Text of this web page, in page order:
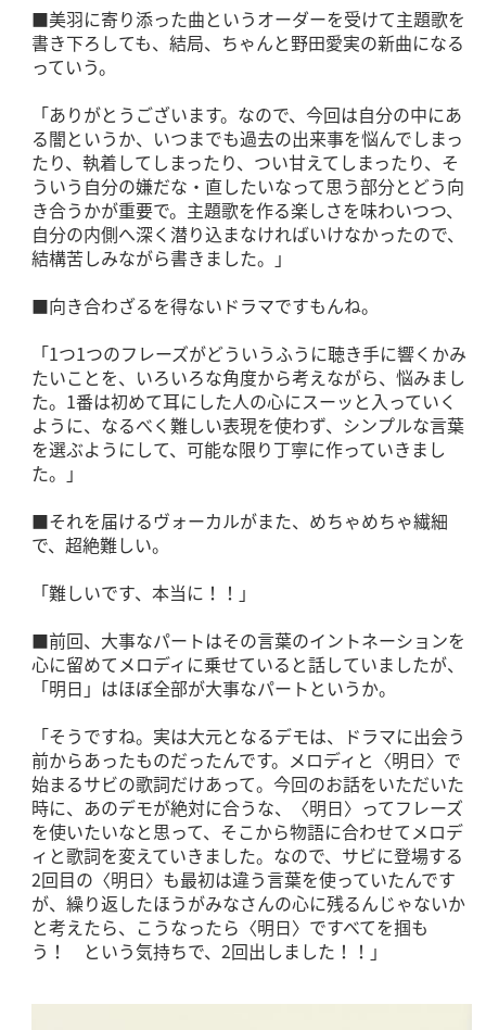
■美羽に寄り添った曲というオーダーを受けて主題歌を
書き下ろしても、結局、ちゃんと野田愛実の新曲になる
っていう。
「ありがとうございます。なので、今回は自分の中にあ
る闇というか、いつまでも過去の出来事を悩んでしまっ
たり、執着してしまったり、つい甘えてしまったり、そ
ういう自分の嫌だな・直したいなって思う部分とどう向
き合うかが重要で。主題歌を作る楽しさを味わいつつ、
自分の内側へ深く潜り込まなければいけなかったので、
結構苦しみながら書きました。」
■向き合わざるを得ないドラマですもんね。
「1つ1つのフレーズがどういうふうに聴き手に響くかみ
たいことを、いろいろな角度から考えながら、悩みまし
た。1番は初めて耳にした人の心にスーッと入っていく
ように、なるべく難しい表現を使わず、シンプルな言葉
を選ぶようにして、可能な限り丁寧に作っていきまし
た。」
■それを届けるヴォーカルがまた、めちゃめちゃ繊細
で、超絶難しい。
「難しいです、本当に！！」
■前回、大事なパートはその言葉のイントネーションを
心に留めてメロディに乗せていると話していましたが、
「明日」はほぼ全部が大事なパートというか。
「そうですね。実は大元となるデモは、ドラマに出会う
前からあったものだったんです。メロディと〈明日〉で
始まるサビの歌詞だけあって。今回のお話をいただいた
時に、あのデモが絶対に合うな、〈明日〉ってフレーズ
を使いたいなと思って、そこから物語に合わせてメロデ
ィと歌詞を変えていきました。なので、サビに登場する
2回目の〈明日〉も最初は違う言葉を使っていたんです
が、繰り返したほうがみなさんの心に残るんじゃないか
と考えたら、こうなったら〈明日〉ですべてを掴も
う！ という気持ちで、2回出しました！！」